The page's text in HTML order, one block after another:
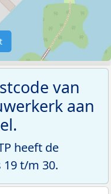
van
aan
heeft de
t/m 30.